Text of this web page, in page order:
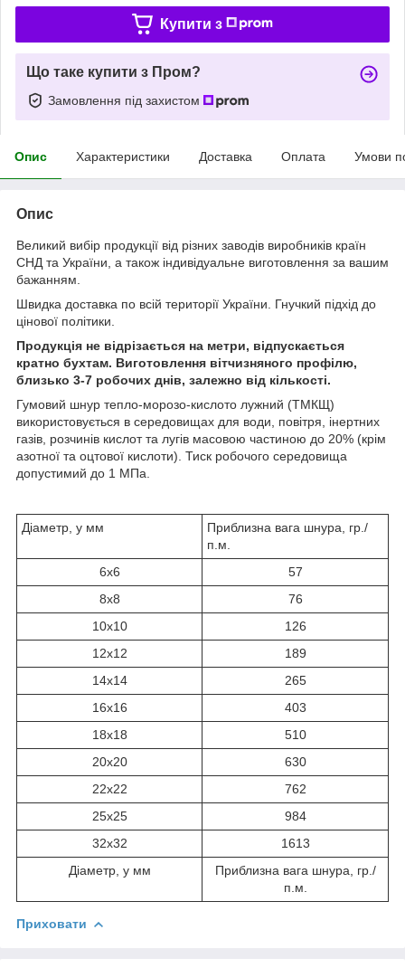
Купити з
Що таке купити з Пром?
Замовлення під захистом
Опис Характеристики Доставка Оплата Умови
Опис
Великий вибір продукції від різних заводів виробників країн
СНД та України, а також індивідуальне виготовлення за вашим
бажанням.
Швидка доставка по всій території України. Гнучкий підхід до
цінової політики.
Продукція не відрізається на метри, відпускається
кратно бухтам. Виготовлення вітчизняного профілю,
близько 3-7 робочих днів, залежно від кількості.
Гумовий шнур тепло-морозо-кислото лужний (ТМКЩ)
використовується в середовищах для води, повітря, інертних
газів, розчинів кислот та лугів масовою частиною до 20% (крім
азотної та оцтової кислоти). Тиск робочого середовища
допустимий до 1 МПа.
Діаметр, у мм
Приблизна вага шнура, гр./
п.м.
6х6
57
8х8
76
10х10
126
12х12
189
14х14
265
16х16
403
18х18
510
20х20
630
22х22
762
25х25
984
32х32
1613
Діаметр, у мм
Приблизна вага шнура, гр./
п.м.
Приховати